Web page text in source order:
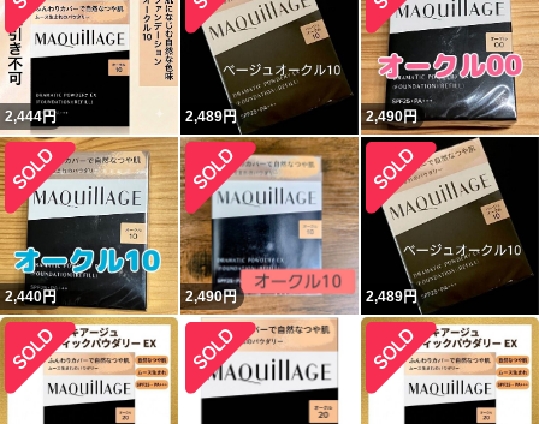
2,444円 2,489円 2,490円
2,440円 2,490円 2,489円